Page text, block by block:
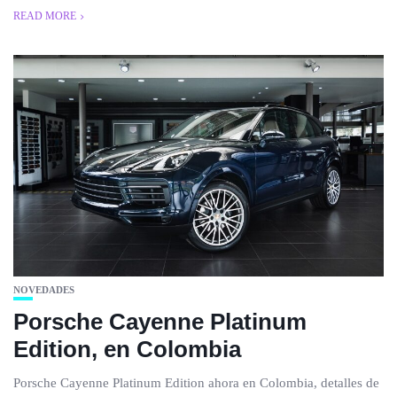
READ MORE
NOVEDADES
Porsche Cayenne Platinum
Edition, en Colombia
Porsche Cayenne Platinum Edition ahora en Colombia, detalles de